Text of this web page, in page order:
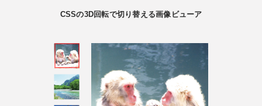
CSSの3D回転で切り替える画像ビューア